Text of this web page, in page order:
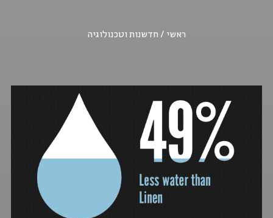
ראשי / חדשנות וטכנולוגיה